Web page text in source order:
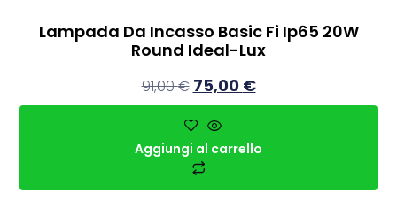
Lampada Da Incasso Basic Fi Ip65 20W
Round Ideal-Lux
91,00€ 75,00 €
Aggiungi al carrello